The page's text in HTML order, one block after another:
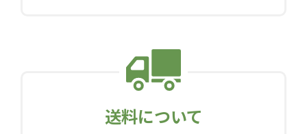
送料について